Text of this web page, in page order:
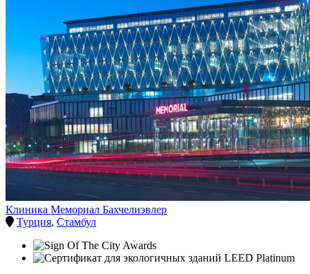
Клиника Мемориал Бахчелиэвлер
Турция, Стамбул